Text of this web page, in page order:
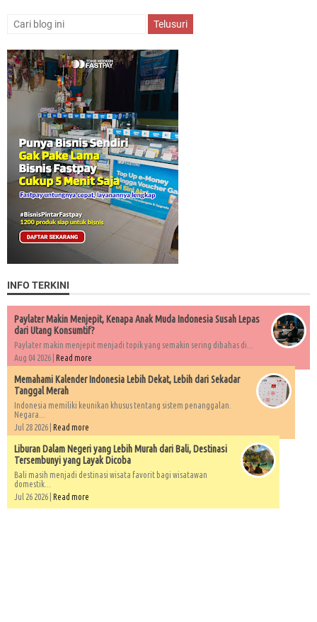
INFO TERKINI
Paylater Makin Menjepit, Kenapa Anak Muda Indonesia Susah Lepas
dari Utang Konsumtif?
Paylater makin menjepit menjadi topik yang semakin sering dibahas di...
Aug 04 2026 | Read more
Memahami Kalender Indonesia Lebih Dekat, Lebih dari Sekadar
Tanggal Merah
Indonesia memiliki keunikan khusus tentang sistem penanggalan.
Negara...
Jul 28 2026 | Read more
Liburan Dalam Negeri yang Lebih Murah dari Bali, Destinasi
Tersembunyi yang Layak Dicoba
Bali masih menjadi destinasi wisata favorit bagi wisatawan
domestik...
Jul 26 2026 | Read more